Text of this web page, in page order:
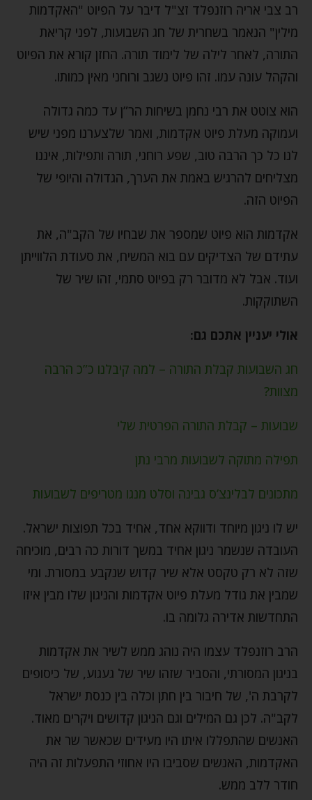
רב צבי אריה רוזנפלד זצ"ל דיבר על הפיוט "האקדמות
מילין" הנאמר בשחרית של חג השבועות, לפני קריאת
התורה, לאחר לילה של לימוד תורה. החזן קורא את הפיוט
והקהל עונה עמו. זהו פיוט נשגב ורוחני מאין כמותו.
הוא צוטט את רבי נחמן בשיחות הר”ן עד כמה גדולה
ועמוקה מעלת פיוט אקדמות, ואמר שלצערנו מפני שיש
לנו כל כך הרבה טוב, שפע רוחני, תורה ותפילות, איננו
מצליחים להרגיש באמת את הערך, הגדולה והיופי של
הפיוט הזה.
אקדמות הוא פיוט שמספר את שבחיו של הקב"ה, את
עתידם של הצדיקים עם בוא המשיח, את סעודת הלווייתן
ועוד. אבל לא מדובר רק בפיוט סתמי, זהו שיר של
השתוקקות.
אולי יעניין אתכם גם:
חג השבועות קבלת התורה – למה קיבלנו כ”כ הרבה
מצוות?
שבועות – קבלת התורה הפרטית שלי
תפילה מתוקה לשבועות מרבי נתן
מתכונים לבלינצ’ס גבינה וסלט מנגו מטריפים לשבועות
יש לו ניגון מיוחד ודווקא אחד, אחיד בכל תפוצות ישראל.
העובדה שנשמר ניגון אחיד במשך דורות כה רבים, מוכיחה
שזה לא רק טקסט אלא שיר קדוש שנקבע במסורת. ומי
שמבין את גודל מעלת פיוט אקדמות והניגון שלו מבין איזו
התחדשות אדירה גלומה בו.
הרב רוזנפלד עצמו היה נוהג ממש לשיר את אקדמות
בניגון המסורתי, והסביר שזהו שיר של געגוע, של כיסופים
לקרבת ה', של חיבור בין חתן וכלה בין כנסת ישראל
לקב"ה. לכן גם המילים וגם הניגון קדושים ויקרים מאוד.
האנשים שהתפללו איתו היו מעידים שכאשר שר את
האקדמות, האנשים שסביבו היו אחוזי התפעלות זה היה
חודר ללב ממש.